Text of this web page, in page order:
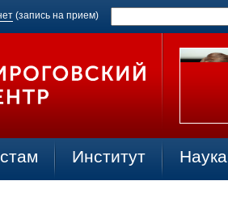
(запись на прием)
Институт Наука